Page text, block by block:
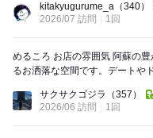
kitakyugurume_a （340）
2026/07 訪問
1回
めるころ お店の雰囲気 阿蘇の豊かな自然に囲まれた、木の温もりあふれ
るお洒落な空間です。デートや
サクサクゴジラ
（357）
2026/06 訪問
1回